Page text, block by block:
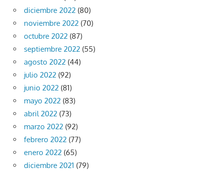
diciembre 2022 (80)
noviembre 2022 (70)
octubre 2022 (87)
septiembre 2022 (55)
agosto 2022 (44)
julio 2022 (92)
junio 2022 (81)
mayo 2022 (83)
abril 2022 (73)
marzo 2022 (92)
febrero 2022 (77)
enero 2022 (65)
diciembre 2021 (79)